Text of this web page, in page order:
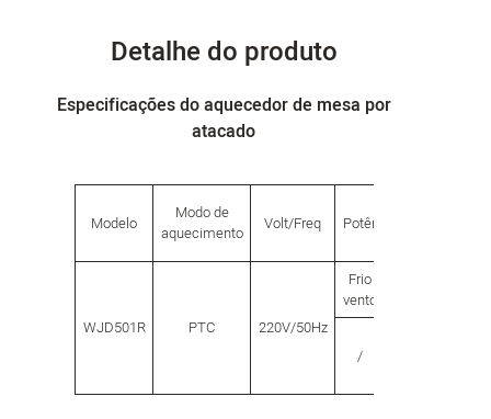
Detalhe do produto
Especificações do aquecedor de mesa por
atacado
Modelo
Modo de
aquecimento
Volt/Freq Potência (W)
WJD501R PTC 220V/50Hz
Frio
vento
/